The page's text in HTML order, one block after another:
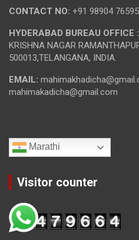
CONTACT NO: +91 98904 76595
HYDERABAD BUREAU OFFICE :
KRISHNA NAGAR
500013,TELANGANA, INDIA.
EMAIL:
mahimakadicha@gmail.com
Marathi
Visitor counter